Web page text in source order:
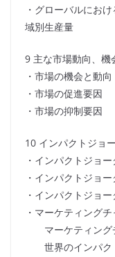
・グローバルにお
域別生産量
9 主な市場動向、機
・市場の機会と動向
・市場の促進要因
・市場の抑制要因
10 インパクトジョ
・インパクトジョ
・インパクトジョ
・インパクトジョ
・マーケティング
マーケティング
世界のインパク